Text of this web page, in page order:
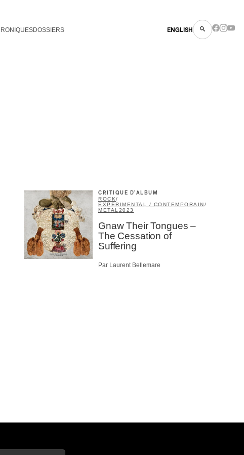
DOSSIERS ENGLISH
CRITIQUE D'ALBUM
ROCK/
EXPÉRIMENTAL / CONTEMPORAIN/
METAL2023
Gnaw Their Tongues –
The Cessation of
Suffering
Par Laurent Bellemare